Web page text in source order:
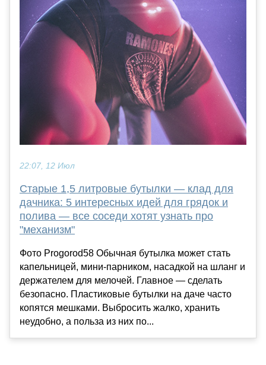
22:07, 12 Июл
Старые 1,5 литровые бутылки — клад для
дачника: 5 интересных идей для грядок и
полива — все соседи хотят узнать про
"механизм"
Фото Progorod58 Обычная бутылка может стать
капельницей, мини-парником, насадкой на шланг и
держателем для мелочей. Главное — сделать
безопасно. Пластиковые бутылки на даче часто
копятся мешками. Выбросить жалко, хранить
неудобно, а польза из них по...